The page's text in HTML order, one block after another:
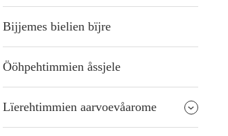
Bijjemes bielien bïjre
Ööhpehtimmien åssjele
Lïerehtimmien aarvoevåarome